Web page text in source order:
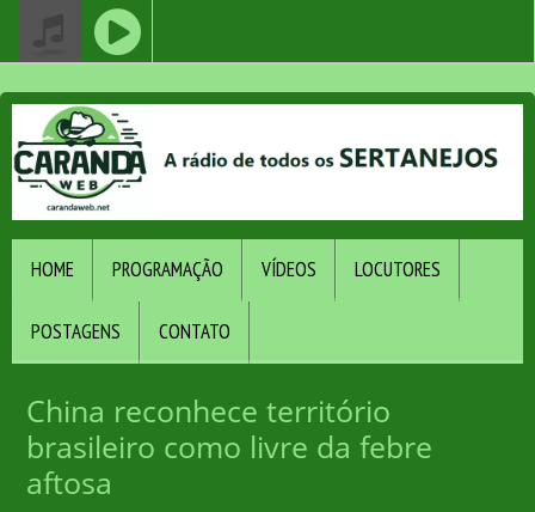
HOME PROGRAMAÇÃO VÍDEOS LOCUTORES
POSTAGENS CONTATO
China reconhece território
brasileiro como livre da febre
aftosa